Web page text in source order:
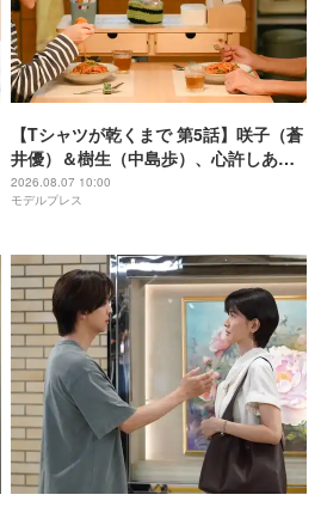
【Tシャツが乾くまで 第5話】咲子（蒼
井優）＆樹生（中島歩）、心許しあえ
る関係に 事故から一年・新たな章の幕
上がる
2026.08.07 10:00
モデルプレス